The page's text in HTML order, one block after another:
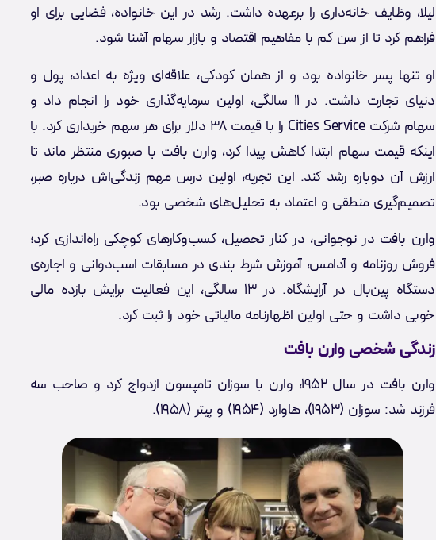
لیلا، وظایف خانه‌داری را برعهده داشت. رشد در این خانواده، فضایی برای او
فراهم کرد تا از سن کم با مفاهیم اقتصاد و بازار سهام آشنا شود.
او تنها پسر خانواده بود و از همان کودکی، علاقه‌ای ویژه به اعداد، پول و
دنیای تجارت داشت. در ۱۱ سالگی، اولین سرمایه‌گذاری خود را انجام داد و
سهام شرکت Cities Service را با قیمت ۳۸ دلار برای هر سهم خریداری کرد. با
اینکه قیمت سهام ابتدا کاهش پیدا کرد، وارن بافت با صبوری منتظر ماند تا
ارزش آن دوباره رشد کند. این تجربه، اولین درس مهم زندگی‌اش درباره صبر،
تصمیم‌گیری منطقی و اعتماد به تحلیل‌های شخصی بود.
وارن بافت در نوجوانی، در کنار تحصیل، کسب‌وکارهای کوچکی راه‌اندازی کرد؛
فروش روزنامه و آدامس، آموزش شرط بندی در مسابقات اسب‌دوانی و اجاره‌ی
دستگاه پین‌بال در آرایشگاه. در ۱۳ سالگی، این فعالیت برایش بازده مالی
خوبی داشت و حتی اولین اظهارنامه مالیاتی خود را ثبت کرد.
زندگی شخصی وارن بافت
وارن بافت در سال ۱۹۵۲، وارن با سوزان تامپسون ازدواج کرد و صاحب سه
فرزند شد: سوزان (۱۹۵۳)، هاوارد (۱۹۵۴) و پیتر (۱۹۵۸).